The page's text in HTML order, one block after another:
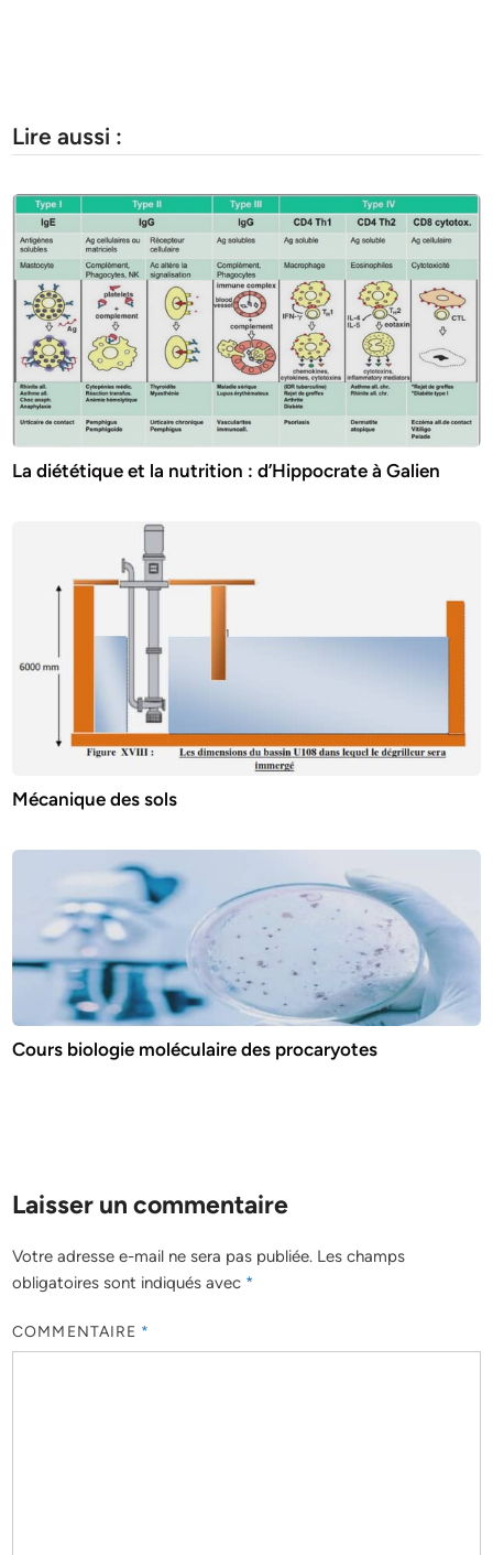
Lire aussi :
La diététique et la nutrition : d’Hippocrate à Galien
Mécanique des sols
Cours biologie moléculaire des procaryotes
Laisser un commentaire
Votre adresse e-mail ne sera pas publiée. Les champs
obligatoires sont indiqués avec *
COMMENTAIRE *